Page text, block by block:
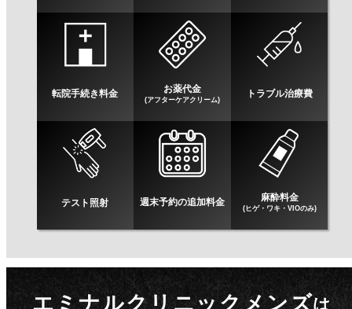
転院手続き料金 お薬代金
(アフターケアクリーム)
トラブル治療費
テスト照射 週末予約の追加料金 麻酔料金
(ヒゲ・ワキ・VIOのみ)
エミナルクリニックメンズ